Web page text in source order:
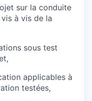
sur la conduite
à vis de la
sous test
applicables à
testées,